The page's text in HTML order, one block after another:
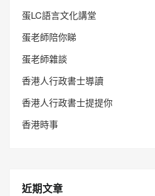
蛋LC語言文化講堂
蛋老師陪你睇
蛋老師雜談
香港人行政書士導讀
香港人行政書士提提你
香港時事
近期文章